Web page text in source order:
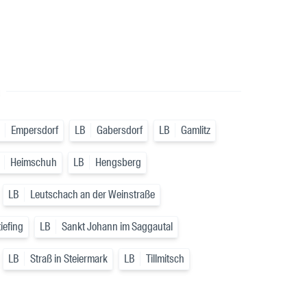
Empersdorf LB Gabersdorf LB Gamlitz
Heimschuh LB Hengsberg
LB Leutschach an der Weinstraße
LB Sankt Johann im Saggautal
LB Straß in Steiermark LB Tillmitsch